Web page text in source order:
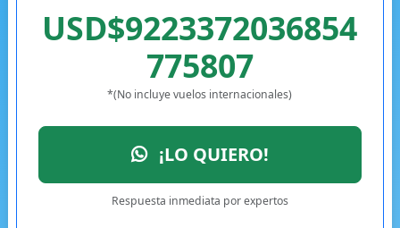
USD$9223372036854
775807
*(No incluye vuelos internacionales)
¡LO QUIERO!
Respuesta inmediata por expertos